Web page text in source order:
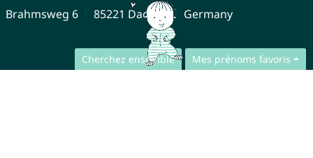
Cherchez ensemble Mes prénoms favoris
Brahmsweg 6
85221 Dachau Germany